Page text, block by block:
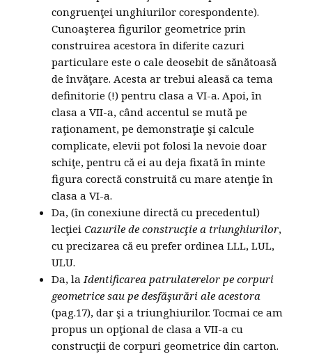
congruenţei unghiurilor corespondente).
Cunoaşterea figurilor geometrice prin
construirea acestora în diferite cazuri
particulare este o cale deosebit de sănătoasă
de învăţare. Acesta ar trebui aleasă ca tema
definitorie (!) pentru clasa a VI-a. Apoi, în
clasa a VII-a, când accentul se mută pe
raţionament, pe demonstraţie şi calcule
complicate, elevii pot folosi la nevoie doar
schiţe, pentru că ei au deja fixată în minte
figura corectă construită cu mare atenţie în
clasa a VI-a.
Da, (în conexiune directă cu precedentul)
lecţieiCazurile de construcţie a triunghiurilor,
cu precizarea că eu prefer ordinea LLL, LUL,
ULU.
Da, laIdentificarea patrulaterelor pe corpuri
geometrice sau pe desfăşurări ale acestora
(pag.17), dar şi a triunghiurilor. Tocmai ce am
propus un opţional de clasa a VII-a cu
construcţii de corpuri geometrice din carton.